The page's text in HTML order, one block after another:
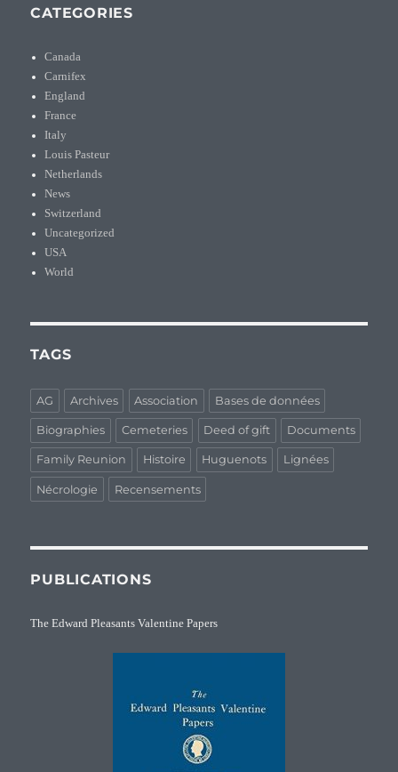
CATEGORIES
Canada
Carnifex
England
France
Italy
Louis Pasteur
Netherlands
News
Switzerland
Uncategorized
USA
World
TAGS
AG Archives Association Bases de données
Biographies Cemeteries Deed of gift Documents
Family Reunion Histoire Huguenots Lignées
Nécrologie Recensements
PUBLICATIONS
The Edward Pleasants Valentine Papers